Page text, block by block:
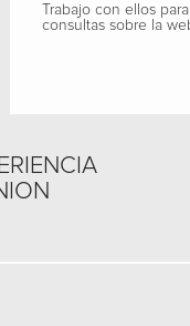
Trabajo con ellos
consultas sobre la